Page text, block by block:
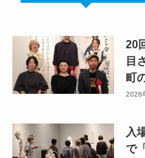
20
目
町
2026
入
で